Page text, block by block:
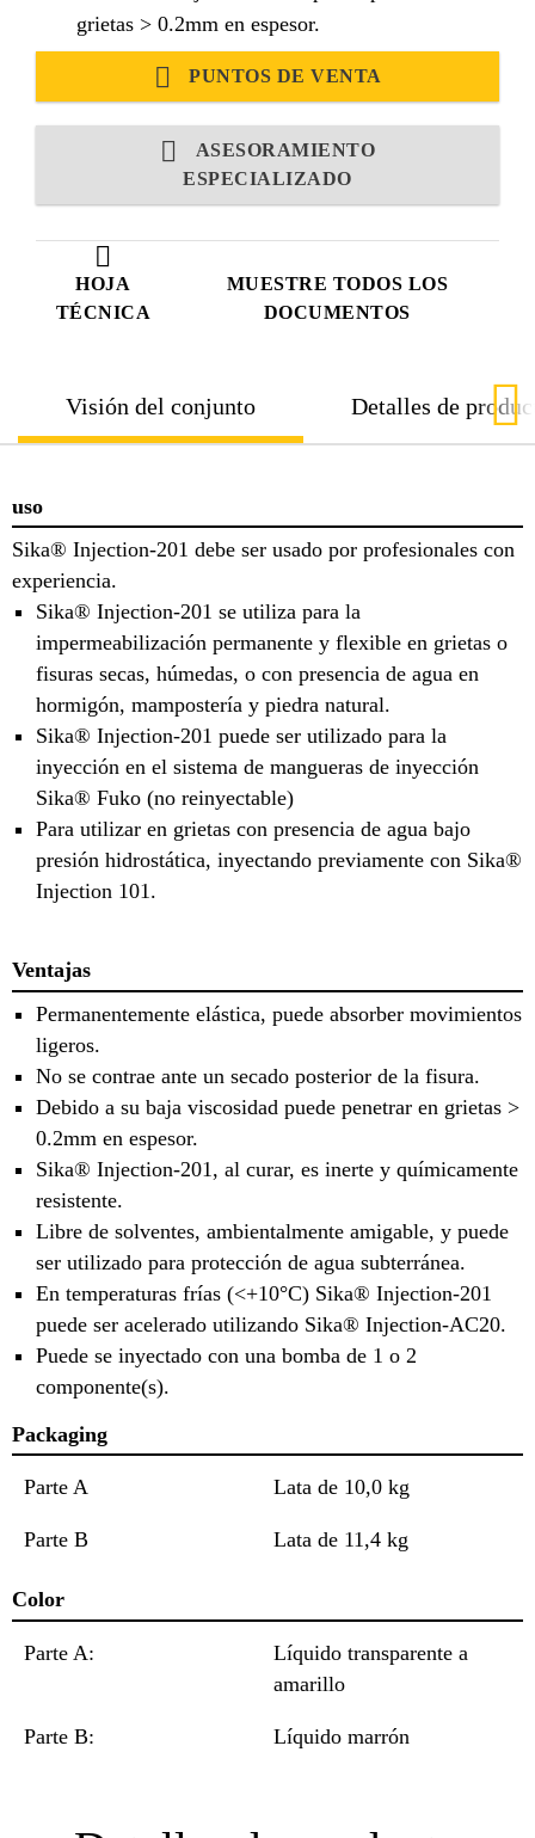
HOJA
TÉCNICA
MUESTRE TODOS LOS
DOCUMENTOS
grietas > 0.2mm en espesor.
PUNTOS DE VENTA
ASESORAMIENTO
ESPECIALIZADO
Visión del conjunto Detalles de
uso
Sika® Injection-201 debe ser usado por profesionales con
experiencia.
Sika® Injection-201 se utiliza para la
impermeabilización permanente y flexible en grietas o
fisuras secas, húmedas, o con presencia de agua en
hormigón, mampostería y piedra natural.
Sika® Injection-201 puede ser utilizado para la
inyección en el sistema de mangueras de inyección
Sika® Fuko (no reinyectable)
Para utilizar en grietas con presencia de agua bajo
presión hidrostática, inyectando previamente con Sika®
Injection 101.
Ventajas
Permanentemente elástica, puede absorber movimientos
ligeros.
No se contrae ante un secado posterior de la fisura.
Debido a su baja viscosidad puede penetrar en grietas >
0.2mm en espesor.
Sika® Injection-201, al curar, es inerte y químicamente
resistente.
Libre de solventes, ambientalmente amigable, y puede
ser utilizado para protección de agua subterránea.
En temperaturas frías (<+10°C) Sika® Injection-201
puede ser acelerado utilizando Sika® Injection-AC20.
Puede se inyectado con una bomba de 1 o 2
componente(s).
Packaging
Parte A Lata de 10,0 kg
Parte B Lata de 11,4 kg
Color
Parte A:
Líquido transparente a
amarillo
Parte B: Líquido marrón